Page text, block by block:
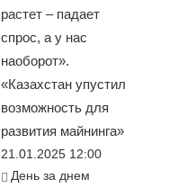
растет – падает
спрос, а у нас
наоборот».
«Казахстан упустил
возможность для
развития майнинга»
21.01.2025 12:00
День за днем